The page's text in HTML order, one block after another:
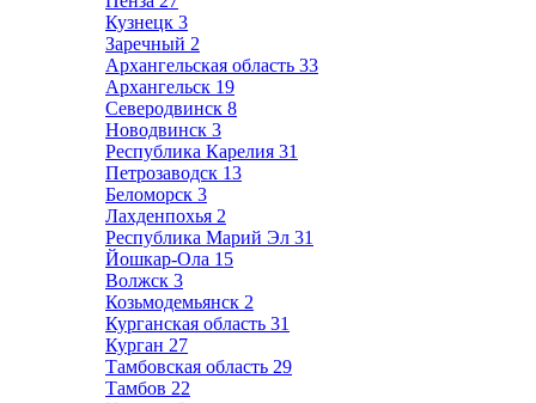
Кузнецк 3
Заречный 2
Архангельская область 33
Архангельск 19
Северодвинск 8
Новодвинск 3
Республика Карелия 31
Петрозаводск 13
Беломорск 3
Лахденпохья 2
Республика Марий Эл 31
Йошкар-Ола 15
Волжск 3
Козьмодемьянск 2
Курганская область 31
Курган 27
Тамбовская область 29
Тамбов 22